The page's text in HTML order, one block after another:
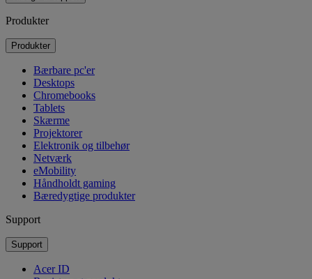
Produkter
Produkter
Bærbare pc'er
Desktops
Chromebooks
Tablets
Skærme
Projektorer
Elektronik og tilbehør
Netværk
eMobility
Håndholdt gaming
Bæredygtige produkter
Support
Support
Acer ID